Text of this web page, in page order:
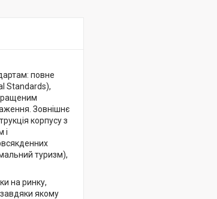
повне
Standards),
Зовнішнє
корпусу з
і
туризм),
на ринку,
якому